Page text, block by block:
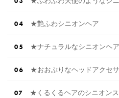
★艶ふわシニオンヘア
★ナチュラルなシニオンヘア
★おおぶりなヘッドアクセ
★くるくるヘアのシニオン